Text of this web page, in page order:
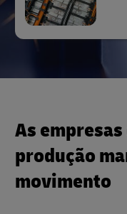
As
produção
movimento